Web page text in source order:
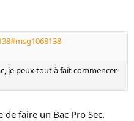
je peux tout à fait commencer
de faire un Bac Pro Sec.